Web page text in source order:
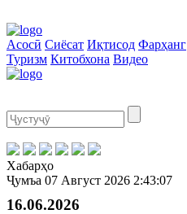
Асосӣ Сиёсат Иқтисод Фарҳанг
Туризм Китобхона Видео
Хабарҳо
Ҷумъа 07 Август 2026 2:43:07
16.06.2026